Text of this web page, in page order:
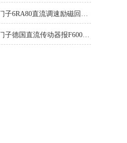
西门子6RA80直流调速励磁回路坏报F60005修复排除
西门子德国直流传动器报F60067高温报警修复排除方法